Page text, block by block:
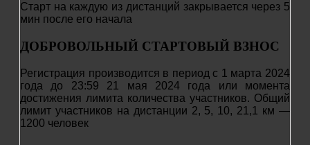
Старт на каждую из дистанций закрывается через 5
мин после его начала
ДОБРОВОЛЬНЫЙ СТАРТОВЫЙ ВЗНОС
Регистрация производится в период с 1 марта 2024
года до 23:59 21 мая 2024 года или момента
достижения лимита количества участников. Общий
лимит участников на дистанции 2, 5, 10, 21,1 км —
1200 человек